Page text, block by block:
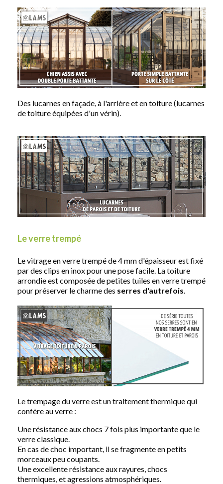
Des lucarnes en façade, à l'arrière et en toiture (lucarnes
de toiture équipées d'un vérin).
Le verre trempé​
Le vitrage en verre trempé de 4 mm d'épaisseur est fixé
par des clips en inox pour une pose facile. La toiture
arrondie est composée de petites tuiles en verre trempé
pour préserver le charme des serres d'autrefois
Le trempage du verre est un traitement thermique qui
confère au verre :
Une résistance aux chocs 7 fois plus importante que le
verre classique.
En cas de choc important, il se fragmente en petits
morceaux peu coupants.
Une excellente résistance aux rayures, chocs
thermiques, et agressions atmosphériques.